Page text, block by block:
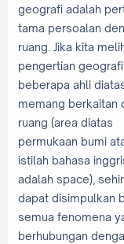
geografi adalah
tama persoalan
ruang. Jika kita
pengertian
beberapa ahli
memang berkaitan
ruang (area diatas
permukaan bumi
istilah bahasa
adalah space),
dapat disimpulkan
semua fenomena
berhubungan